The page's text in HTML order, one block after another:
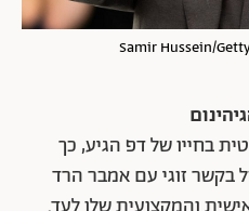
בחייו של דפ הגיע, כך
בקשר זוגי עם אמבר הרד